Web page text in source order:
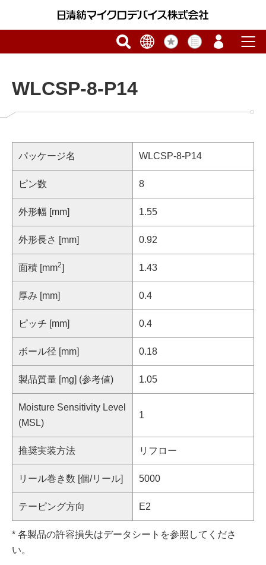
WLCSP-8-P14
パッケージ名 WLCSP-8-P14
ピン数 8
外形幅 [mm] 1.55
外形長さ [mm] 0.92
面積 [mm2] 1.43
厚み [mm] 0.4
ピッチ [mm] 0.4
ボール径 [mm] 0.18
製品質量 [mg] (参考値) 1.05
Moisture Sensitivity Level
(MSL)
1
推奨実装方法 リフロー
リール巻き数 [個/リール] 5000
テーピング方向 E2
* 各製品の許容損失はデータシートを参照してくださ
い。